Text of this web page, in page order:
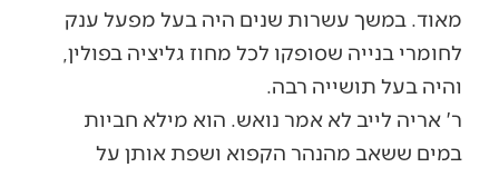
מאוד. במשך עשרות שנים היה בעל מפעל ענק
לחומרי בנייה שסופקו לכל מחוז גליציה בפולין,
והיה בעל תושייה רבה.
ר' אריה לייב לא אמר נואש. הוא מילא חביות
במים ששאב מהנהר הקפוא ושפת אותן על